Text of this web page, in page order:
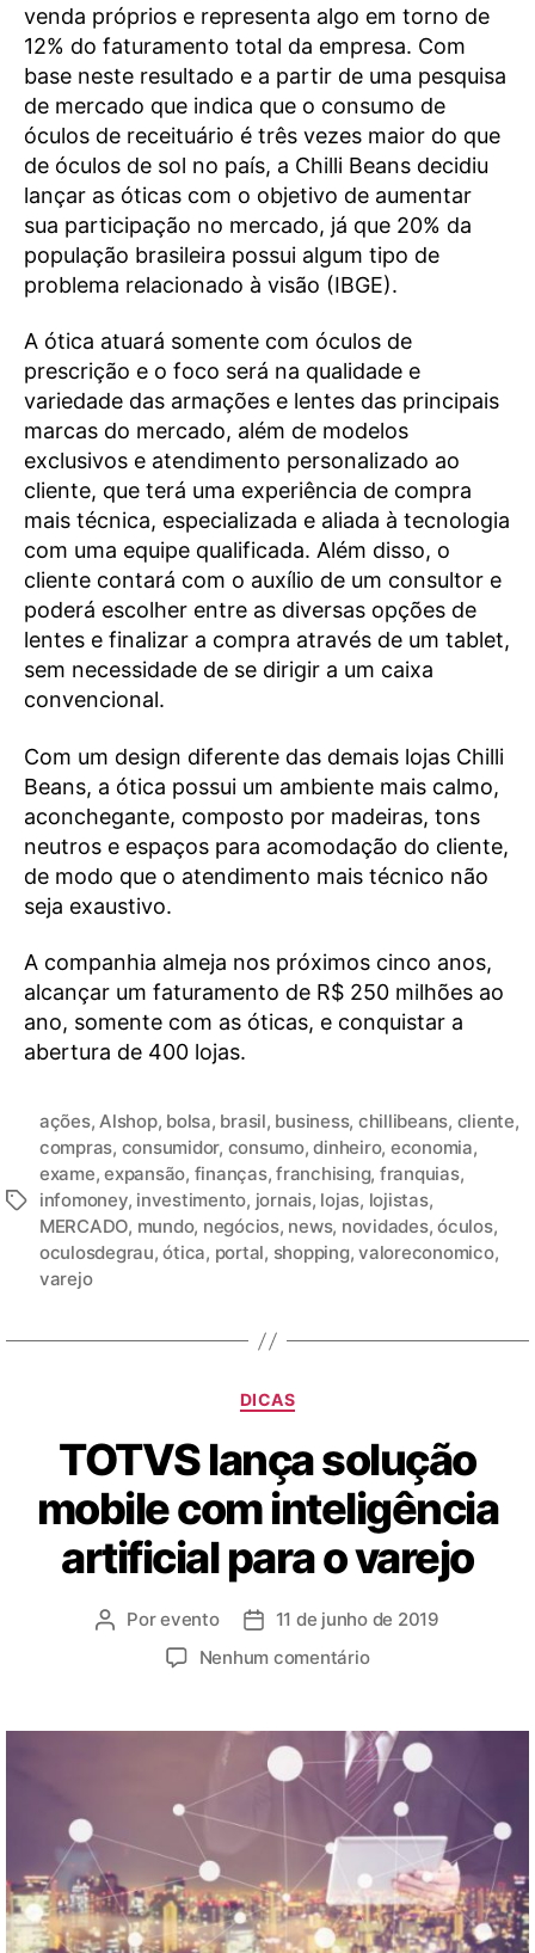
venda próprios e representa algo em torno de
12% do faturamento total da empresa. Com
base neste resultado e a partir de uma pesquisa
de mercado que indica que o consumo de
óculos de receituário é três vezes maior do que
de óculos de sol no país, a Chilli Beans decidiu
lançar as óticas com o objetivo de aumentar
sua participação no mercado, já que 20% da
população brasileira possui algum tipo de
problema relacionado à visão (IBGE).
A ótica atuará somente com óculos de
prescrição e o foco será na qualidade e
variedade das armações e lentes das principais
marcas do mercado, além de modelos
exclusivos e atendimento personalizado ao
cliente, que terá uma experiência de compra
mais técnica, especializada e aliada à tecnologia
com uma equipe qualificada. Além disso, o
cliente contará com o auxílio de um consultor e
poderá escolher entre as diversas opções de
lentes e finalizar a compra através de um tablet,
sem necessidade de se dirigir a um caixa
convencional.
Com um design diferente das demais lojas Chilli
Beans, a ótica possui um ambiente mais calmo,
aconchegante, composto por madeiras, tons
neutros e espaços para acomodação do cliente,
de modo que o atendimento mais técnico não
seja exaustivo.
A companhia almeja nos próximos cinco anos,
alcançar um faturamento de R$ 250 milhões ao
ano, somente com as óticas, e conquistar a
abertura de 400 lojas.
ações,Alshop, bolsa, brasil, business, chillibeans, cliente,
compras, consumidor, consumo,dinheiro, economia,
exame,expansão, finanças,franchising, franquias,
infomoney, investimento, jornais, lojas, lojistas,
MERCADO, mundo, negócios, news, novidades,óculos,
oculosdegrau,ótica, portal, shopping,valoreconomico,
varejo
DICAS
TOTVS lança solução
mobile com inteligência
artificial para o varejo
Porevento
11 de junho de 2019
Nenhum comentário